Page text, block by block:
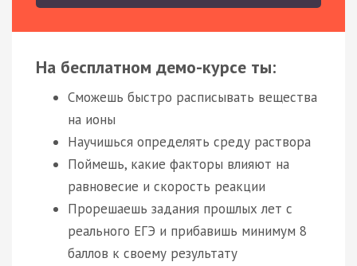
На бесплатном демо-курсе ты:
Сможешь быстро расписывать вещества
на ионы
Научишься определять среду раствора
Поймешь, какие факторы влияют на
равновесие и скорость реакции
Прорешаешь задания прошлых лет с
реального ЕГЭ и прибавишь минимум 8
баллов к своему результату